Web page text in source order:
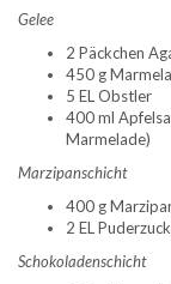
Gelee
2 Päckchen
450 g
5 EL Obstler
400 ml
Marmelade)
Marzipanschicht
400 g
2 EL
Schokoladenschicht